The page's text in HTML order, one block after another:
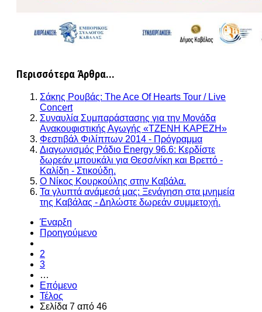
Περισσότερα Άρθρα...
Σάκης Ρουβάς: The Ace Of Hearts Tour / Live
Concert
Συναυλία Συμπαράστασης για την Μονάδα
Ανακουφιστικής Αγωγής «ΤΖΕΝΗ ΚΑΡΕΖΗ»
Φεστιβάλ Φιλίππων 2014 - Πρόγραμμα
Διαγωνισμός Ράδιο Energy 96.6: Κερδίστε
δωρεάν μπουκάλι για Θεσσ/νίκη και Βρεττό -
Καλίδη - Στικούδη.
Ο Νίκος Κουρκούλης στην Καβάλα.
Τα γλυπτά ανάμεσά μας: Ξενάγηση στα μνημεία
της Καβάλας - Δηλώστε δωρεάν συμμετοχή.
Έναρξη
Προηγούμενο
2
3
…
Επόμενο
Τέλος
Σελίδα 7 από 46